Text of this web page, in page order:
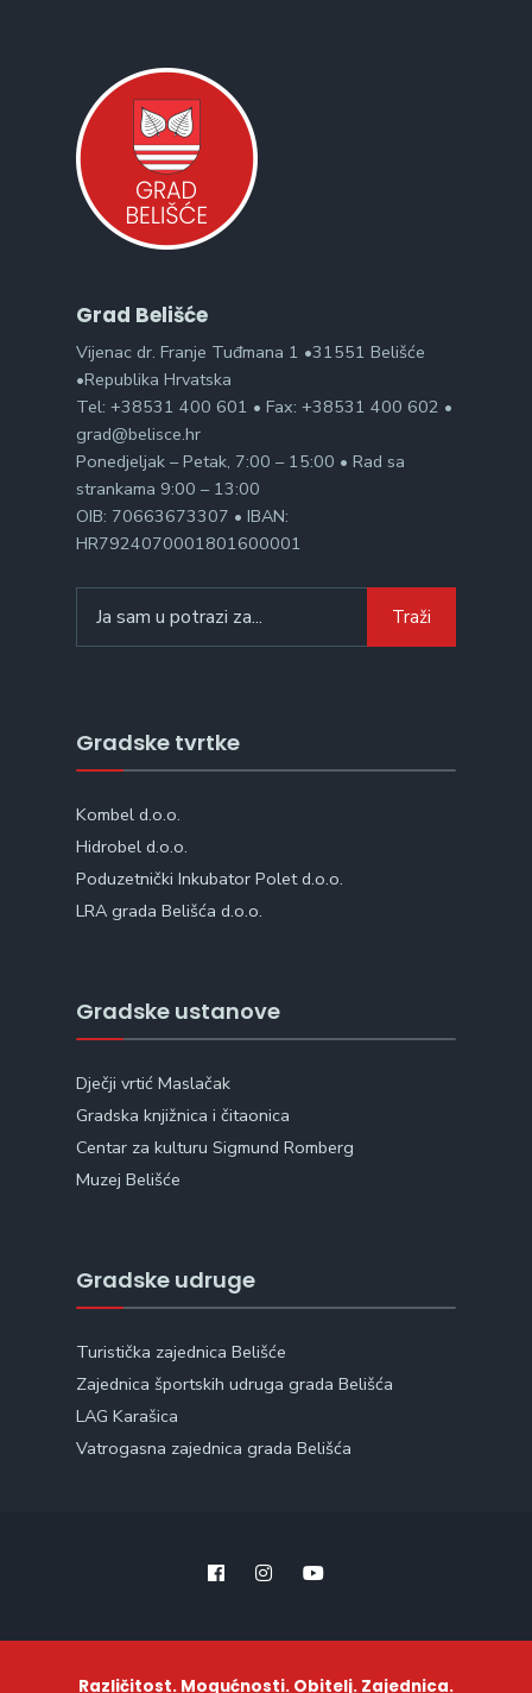
Grad Belišće
Vijenac dr. Franje Tuđmana 1 •31551 Belišće
•Republika Hrvatska
Tel: +38531 400 601 • Fax: +38531 400 602 •
grad@belisce.hr
Ponedjeljak – Petak, 7:00 – 15:00 • Rad sa
strankama 9:00 – 13:00
OIB: 70663673307 • IBAN:
HR7924070001801600001
for:
Traži
Gradske tvrtke
Kombel d.o.o.
Hidrobel d.o.o.
Poduzetnički Inkubator Polet d.o.o.
LRA grada Belišća d.o.o.
Gradske ustanove
Dječji vrtić Maslačak
Gradska knjižnica i čitaonica
Centar za kulturu Sigmund Romberg
Muzej Belišće
Gradske udruge
Turistička zajednica Belišće
Zajednica športskih udruga grada Belišća
LAG Karašica
Vatrogasna zajednica grada Belišća
Različitost. Mogućnosti. Obitelj. Zajednica.